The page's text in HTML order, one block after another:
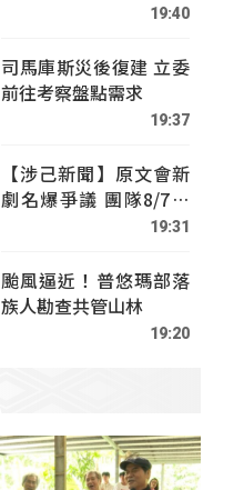
19:40
司馬庫斯災後復建 立委
前往考察盤點需求
19:37
【涉己新聞】原文會新
劇名爆爭議 團隊8/7赴
19:31
颱風逼近！普悠瑪部落
族人勘查共管山林
19:20